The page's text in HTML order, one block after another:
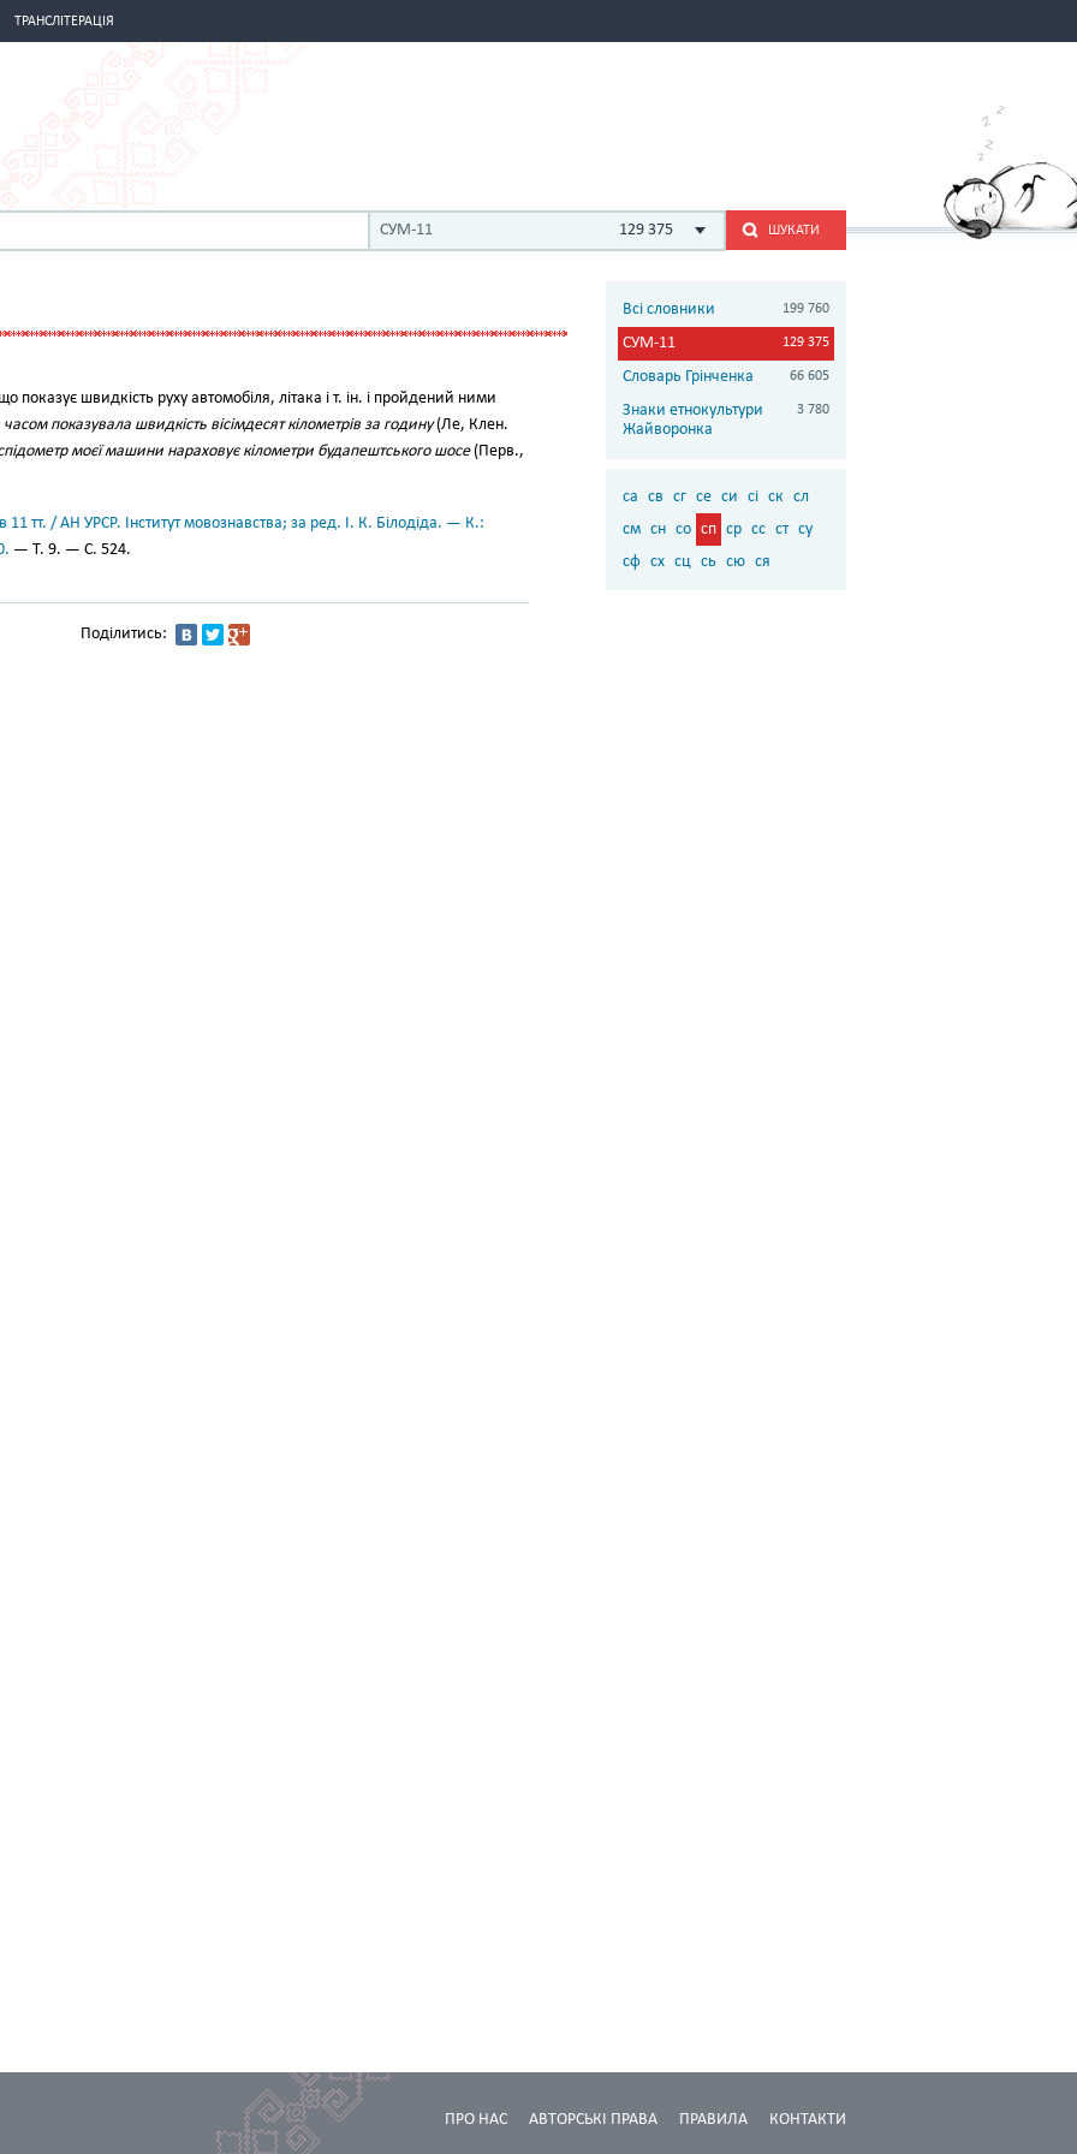
ТРАНСЛІТЕРАЦІЯ
СУМ-11 129 375 ШУКАТИ
показує швидкість руху автомобіля, літака і т. ін. і пройдений ними
часом показувала швидкість вісімдесят кілометрів за годину(Ле, Клен.
моєї машини нараховує кілометри будапештського шосе(Перв.,
11 тт. / АН УРСР. Інститут мовознавства; за ред. І. К. Білодіда. — К.:
— Т. 9. — С. 524.
Поділитись:
Всі словники 199 760
СУМ-11 129 375
Словарь Грінченка 66 605
Знаки етнокультури
Жайворонка
3 780
са св сг се си сі ск сл
см сн со сп ср сс ст су
сф сх сц сь сю ся
КОНТАКТИ
ПРАВИЛА
АВТОРСЬКІ ПРАВА
ПРО НАС